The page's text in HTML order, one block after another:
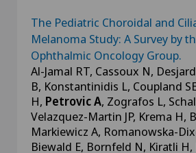
The Pediatric Choroidal and
Melanoma Study: A Survey by
Ophthalmic Oncology Group.
Al-Jamal RT, Cassoux N,
B, Konstantinidis L, Coupland
H, Petrovic A, Zografos L,
Velazquez-Martin JP, Krema H,
Markiewicz A, Romanowska-
Biewald E, Bornfeld N, Kiratli